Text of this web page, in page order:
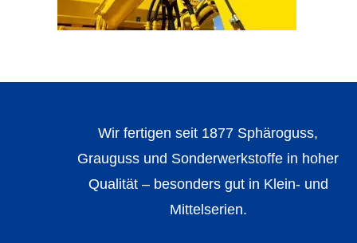
Wir fertigen seit 1877 Sphäroguss,
Grauguss und Sonderwerkstoffe in hoher
Qualität – besonders gut in Klein- und
Mittelserien.